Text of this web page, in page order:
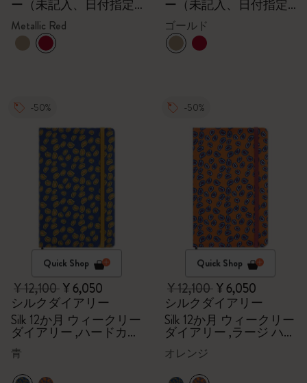
ー（未記入、日付指定
なし）、封筒、Kaweco
万年筆、メタリックレ
ッド
Metallic Red
ー（未記入、日付指定
なし）、封筒、Kaweco
万年筆、ゴールド
ゴールド
-50%
Quick Shop
¥ 12,100¥ 6,050
シルクダイアリー
Silk 12か月 ウィークリー
ダイアリー ,ハードカバ
ー（ブルー）,ギフトボ
ックス
青
-50%
Quick Shop
¥ 12,100¥ 6,050
シルクダイアリー
Silk 12か月 ウィークリー
ダイアリー ,ラージ ハー
ドカバー（オレンジ）,
ギフトボックス
オレンジ